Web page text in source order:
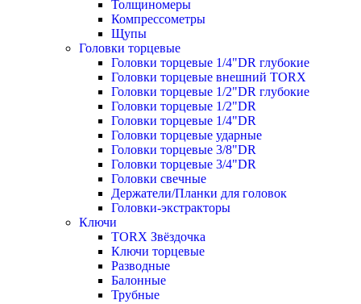
Толщиномеры
Компрессометры
Щупы
Головки торцевые
Головки торцевые 1/4"DR глубокие
Головки торцевые внешний TORX
Головки торцевые 1/2"DR глубокие
Головки торцевые 1/2"DR
Головки торцевые 1/4"DR
Головки торцевые ударные
Головки торцевые 3/8"DR
Головки торцевые 3/4"DR
Головки свечные
Держатели/Планки для головок
Головки-экстракторы
Ключи
TORX Звёздочка
Ключи торцевые
Разводные
Балонные
Трубные